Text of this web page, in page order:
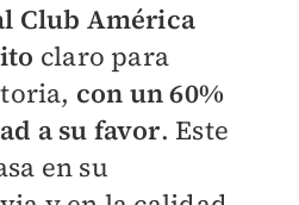
Club América
claro para
con un 60%
a su favor. Este
en su